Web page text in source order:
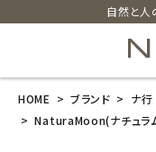
自然と人
HOME ブランド ナ行
NaturaMoon(ナチュラ